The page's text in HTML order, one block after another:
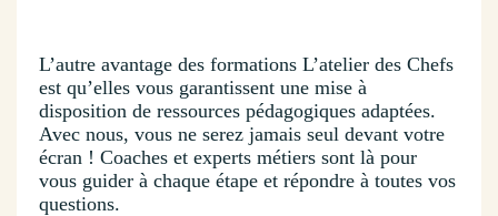
L’autre avantage des formations L’atelier des Chefs
est qu’elles vous garantissent une mise à
disposition de ressources pédagogiques adaptées.
Avec nous, vous ne serez jamais seul devant votre
écran ! Coaches et experts métiers sont là pour
vous guider à chaque étape et répondre à toutes vos
questions.